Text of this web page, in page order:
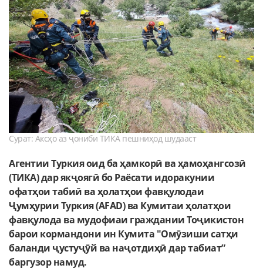
Сурат: Аксҳо аз ҷониби ТИКА пешниҳод шудааст
Агентии Туркия оид ба ҳамкорӣ ва ҳамоҳангсозӣ
(ТИКА) дар якҷоягӣ бо Раёсати идоракунии
офатҳои табиӣ ва ҳолатҳои фавқулодаи
Ҷумҳурии Туркия (AFAD) ва Кумитаи ҳолатҳои
фавқулода ва мудофиаи граждании Тоҷикистон
барои кормандони ин Кумита "Омӯзиши сатҳи
баланди ҷустуҷӯй ва наҷотдиҳӣ дар табиат”
баргузор намуд.